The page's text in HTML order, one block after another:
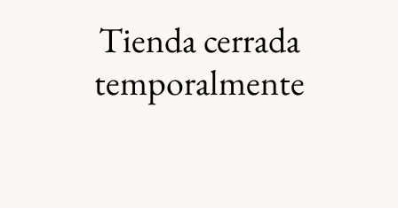
Tienda cerrada
temporalmente